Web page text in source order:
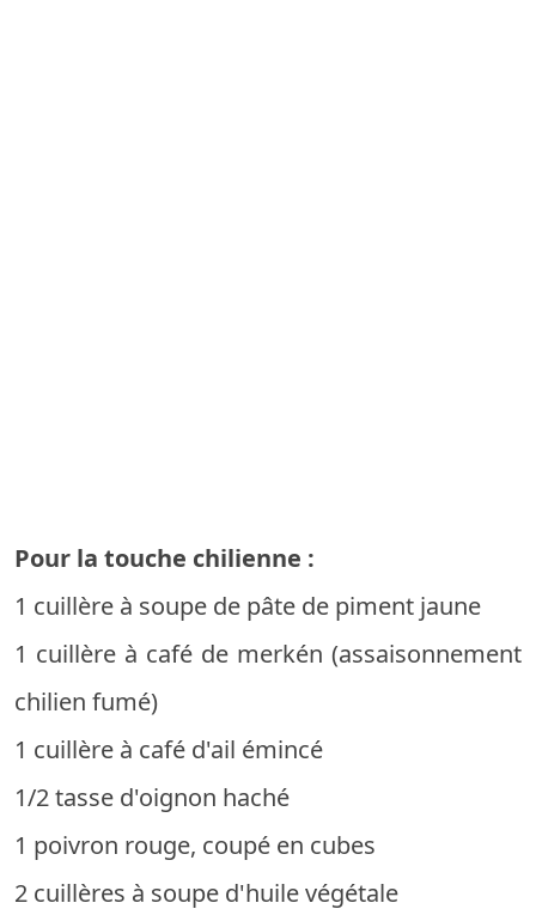
Pour la touche chilienne :
1 cuillère à soupe de pâte de piment jaune
1 cuillère à café de merkén (assaisonnement
chilien fumé)
1 cuillère à café d'ail émincé
1/2 tasse d'oignon haché
1 poivron rouge, coupé en cubes
2 cuillères à soupe d'huile végétale